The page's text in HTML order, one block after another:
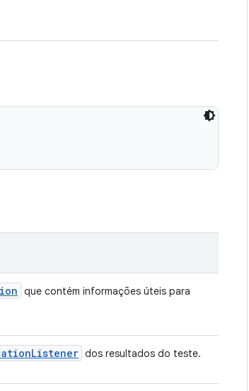
que contém informações úteis para
Listener dos resultados do teste.